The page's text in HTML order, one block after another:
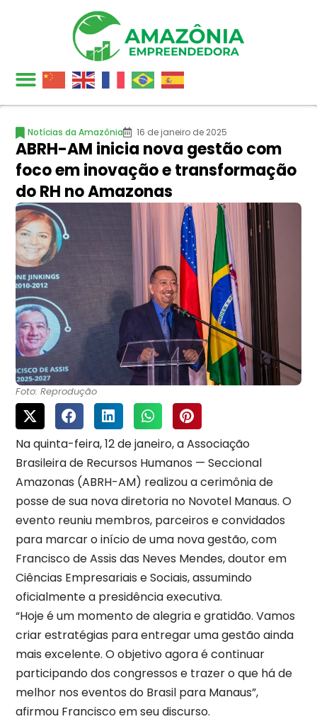
Notícias da Amazônia 16 de janeiro de 2025
ABRH-AM inicia nova gestão com
foco em inovação e transformação
do RH no Amazonas
Foto: Reprodução
Na quinta-feira, 12 de janeiro, a Associação
Brasileira de Recursos Humanos — Seccional
Amazonas (ABRH-AM) realizou a cerimônia de
posse de sua nova diretoria no Novotel Manaus. O
evento reuniu membros, parceiros e convidados
para marcar o início de uma nova gestão, com
Francisco de Assis das Neves Mendes, doutor em
Ciências Empresariais e Sociais, assumindo
oficialmente a presidência executiva.
“Hoje é um momento de alegria e gratidão. Vamos
criar estratégias para entregar uma gestão ainda
mais excelente. O objetivo agora é continuar
participando dos congressos e trazer o que há de
melhor nos eventos do Brasil para Manaus”,
afirmou Francisco em seu discurso.